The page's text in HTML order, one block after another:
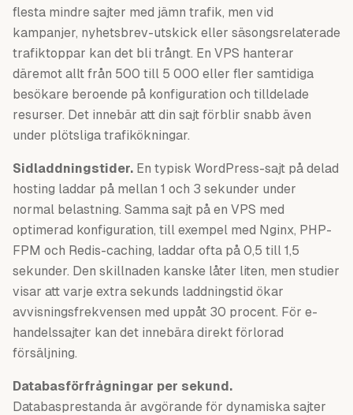
flesta mindre sajter med jämn trafik, men vid
kampanjer, nyhetsbrev-utskick eller säsongsrelaterade
trafiktoppar kan det bli trångt. En VPS hanterar
däremot allt från 500 till 5 000 eller fler samtidiga
besökare beroende på konfiguration och tilldelade
resurser. Det innebär att din sajt förblir snabb även
under plötsliga trafikökningar.
Sidladdningstider. En typisk WordPress-sajt på delad
hosting laddar på mellan 1 och 3 sekunder under
normal belastning. Samma sajt på en VPS med
optimerad konfiguration, till exempel med Nginx, PHP-
FPM och Redis-caching, laddar ofta på 0,5 till 1,5
sekunder. Den skillnaden kanske låter liten, men studier
visar att varje extra sekunds laddningstid ökar
avvisningsfrekvensen med uppåt 30 procent. För e-
handelssajter kan det innebära direkt förlorad
försäljning.
Databasförfrågningar per sekund.
Databasprestanda är avgörande för dynamiska sajter